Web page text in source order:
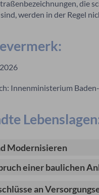
die
werden in der Regel
Innenministerium
Modernisieren
einer baulichen
an